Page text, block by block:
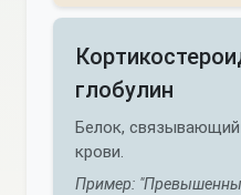
глобулин
Белок,
крови.
Пример: